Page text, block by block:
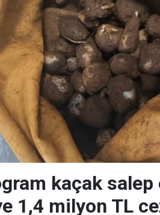
kaçak salep
1,4 milyon TL